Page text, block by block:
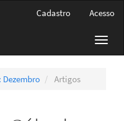
Cadastro Acesso
Dezembro Artigos